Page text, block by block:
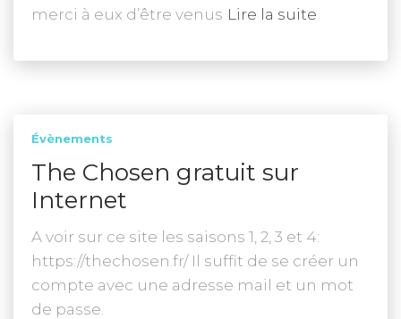
merci à eux d’être venus Lire la suite
Évènements
The Chosen gratuit sur
Internet
A voir sur ce site les saisons 1, 2, 3 et 4:
https://thechosen.fr/ Il suffit de se créer un
compte avec une adresse mail et un mot
de passe.